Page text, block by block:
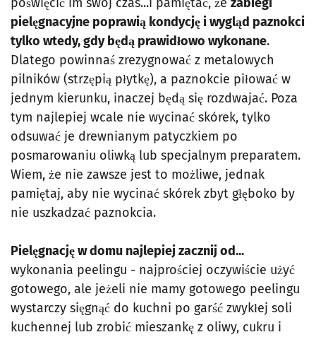
pielęgnacyjne poprawią kondycję i wygląd paznokci
tylko wtedy, gdy będą prawidłowo wykonane.
Dlatego powinnaś zrezygnować z metalowych
pilników (strzępią płytkę), a paznokcie piłować w
jednym kierunku, inaczej będą się rozdwajać. Poza
tym najlepiej wcale nie wycinać skórek, tylko
odsuwać je drewnianym patyczkiem po
posmarowaniu oliwką lub specjalnym preparatem.
Wiem, że nie zawsze jest to możliwe, jednak
pamiętaj, aby nie wycinać skórek zbyt głęboko by
nie uszkadzać paznokcia.
Pielęgnację w domu najlepiej zacznij od...
wykonania peelingu - najprościej oczywiście użyć
gotowego, ale jeżeli nie mamy gotowego peelingu
wystarczy sięgnąć do kuchni po garść zwykłej soli
kuchennej lub zrobić mieszankę z oliwy, cukru i